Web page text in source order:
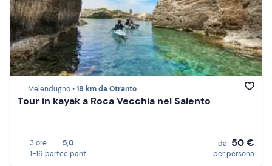
Melendugno •18 km da Otranto
Tour in kayak a Roca Vecchia nel Salento
3 ore
5,0
1-16 partecipanti
da 50 €
per persona